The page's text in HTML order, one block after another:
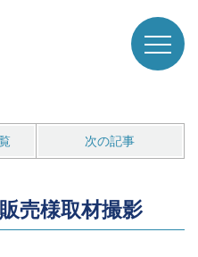
次の記事
売様取材撮影